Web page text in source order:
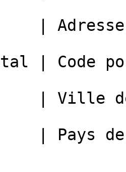
|
| Code
| Ville
| Pays